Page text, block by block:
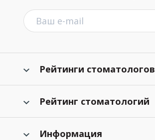
Рейтинги стоматологов
Рейтинг стоматологий
Информация